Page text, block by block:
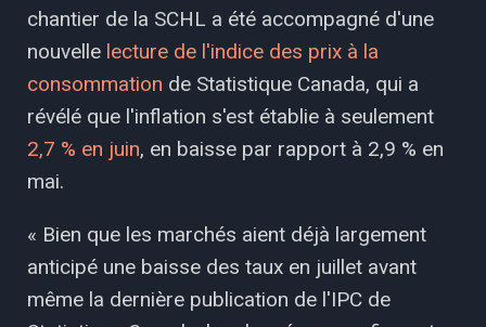
chantier de la SCHL a été accompagné d'une
nouvelle lecture de l'indice des prix à la
consommation de Statistique Canada, qui a
révélé que l'inflation s'est établie à seulement
2,7 % en juin, en baisse par rapport à 2,9 % en
mai.
« Bien que les marchés aient déjà largement
anticipé une baisse des taux en juillet avant
même la dernière publication de l'IPC de